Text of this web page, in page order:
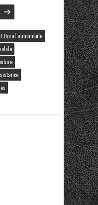
floral automobile